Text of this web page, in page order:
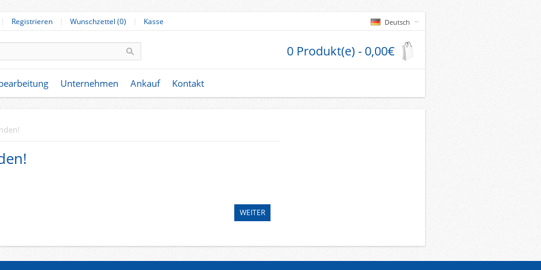
Deutsch
Registrieren Wunschzettel (0) Kasse
0 Produkt(e) - 0,00€
Unternehmen Ankauf Kontakt
WEITER